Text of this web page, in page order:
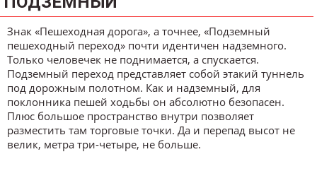
Знак «Пешеходная дорога», а точнее, «Подземный
пешеходный переход» почти идентичен надземного.
Только человечек не поднимается, а спускается.
Подземный переход представляет собой этакий туннель
под дорожным полотном. Как и надземный, для
поклонника пешей ходьбы он абсолютно безопасен.
Плюс большое пространство внутри позволяет
разместить там торговые точки. Да и перепад высот не
велик, метра три-четыре, не больше.